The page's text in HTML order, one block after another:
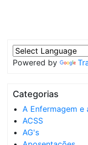
Powered by
Categorias
A Enfermagem e
ACSS
AG's